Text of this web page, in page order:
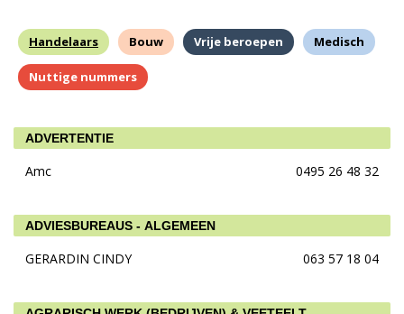
Handelaars Bouw Vrije beroepen Medisch
Nuttige nummers
ADVERTENTIE
Amc 0495 26 48 32
ADVIESBUREAUS - ALGEMEEN
GERARDIN CINDY 063 57 18 04